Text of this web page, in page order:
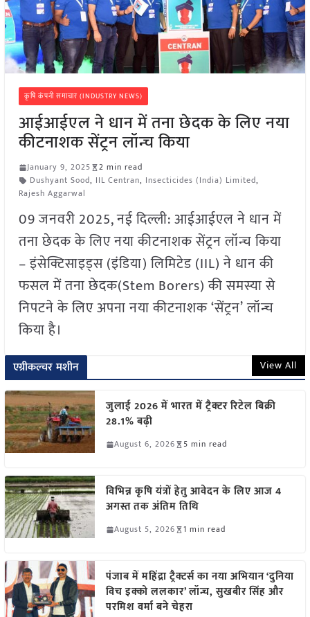
कृषि कंपनी समाचार (INDUSTRY NEWS)
आईआईएल ने धान में तना छेदक के लिए नया
कीटनाशक सेंट्रन लॉन्च किया
January 9, 2025
2 min read
Dushyant Sood, IIL Centran, Insecticides (India) Limited,
Rajesh Aggarwal
09 जनवरी 2025, नई दिल्ली: आईआईएल ने धान में
तना छेदक के लिए नया कीटनाशक सेंट्रन लॉन्च किया
– इंसेक्टिसाइड्स (इंडिया) लिमिटेड (IIL) ने धान की
फसल में तना छेदक(Stem Borers) की समस्या से
निपटने के लिए अपना नया कीटनाशक ‘सेंट्रन’ लॉन्च
किया है।
एग्रीकल्चर मशीन View All
जुलाई 2026 में भारत में ट्रैक्टर रिटेल बिक्री
28.1% बढ़ी
August 6, 2026 5 min read
विभिन्न कृषि यंत्रों हेतु आवेदन के लिए आज 4
अगस्त तक अंतिम तिथि
August 5, 2026 1 min read
पंजाब में महिंद्रा ट्रैक्टर्स का नया अभियान ‘दुनिया
विच इक्को ललकार’ लॉन्च, सुखबीर सिंह और
परमिश वर्मा बने चेहरा